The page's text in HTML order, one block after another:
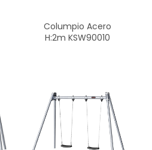
Columpio Acero
H:2m KSW90010